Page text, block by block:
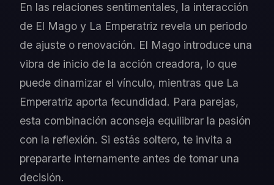
En las relaciones sentimentales, la interacción
de El Mago y La Emperatriz revela un periodo
de ajuste o renovación. El Mago introduce una
vibra de inicio de la acción creadora, lo que
puede dinamizar el vínculo, mientras que La
Emperatriz aporta fecundidad. Para parejas,
esta combinación aconseja equilibrar la pasión
con la reflexión. Si estás soltero, te invita a
prepararte internamente antes de tomar una
decisión.